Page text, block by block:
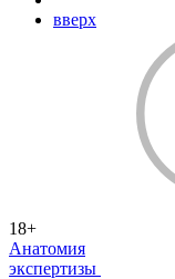
вверх
18+
Анатомия
экспертизы